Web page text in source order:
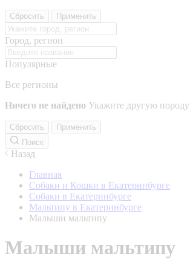
Сбросить Применить
Город, регион
Популярные
Все регионы
Ничего не найдено Укажите другую породу
Сбросить
Применить
Поиск
Назад
Главная
Собаки и Кошки в Екатеринбурге
Собаки в Екатеринбурге
Мальтипу в Екатеринбурге
Малыши мальтипу
Малыши мальтипу